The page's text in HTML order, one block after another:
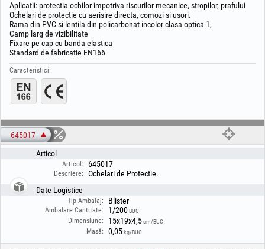
Aplicatii: protectia ochilor impotriva riscurilor mecanice, stropilor, prafului
Ochelari de protectie cu aerisire directa, comozi si usori.
Rama din PVC si lentila din policarbonat incolor clasa optica 1,
Camp larg de vizibilitate
Fixare pe cap cu banda elastica
Standard de fabricatie EN166
Caracteristici:
645017
Articol
Articol: 645017
Descriere:
Ochelari de Protectie.
Date Logistice
Tip Ambalaj: Blister
Ambalare Cantitate: 1/200BUC
Dimensiune: 15x19x4,5cm/BUC
Masă: 0,05 kg/BUC